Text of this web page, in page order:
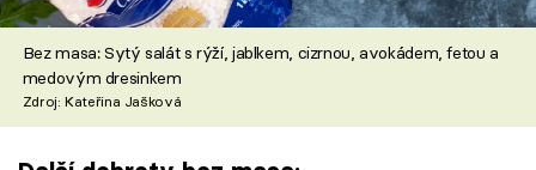
Bez masa: Sytý salát s rýží, jablkem, cizrnou, avokádem, fetou a
medovým dresinkem
Zdroj: Kateřina Jašková